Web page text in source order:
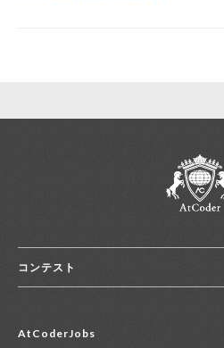
コンテスト
コンテスト一覧
AtCoderJobs